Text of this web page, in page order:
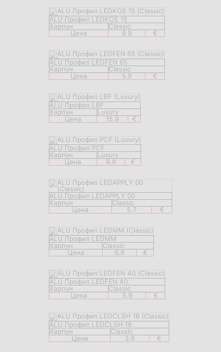
ALU Профил LEDKOS 15
Харпун
Classic
Цена
9.9 €
ALU Профил LEDFEN 65
Харпун
Classic
Цена
5.9 €
ALU Профил LBF
Харпун
Luxury
Цена
15.9 €
ALU Профил PCF
Харпун
Luxury
Цена
9.9 €
ALU Профил LEDAPPLY 00
Харпун
Classic
Цена
5.7 €
ALU Профил LEDMM
Харпун
Classic
Цена
6.9 €
ALU Профил LEDFEN 40
Харпун
Classic
Цена
5.9 €
ALU Профил LEDCLSH 18
Харпун
Classic
Цена
3.9 €